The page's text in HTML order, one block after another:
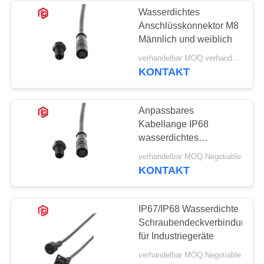
Wasserdichtes
Platten-Berg-
Verbindungsstück
49
Multi Pin-
Verbindungsstücke
wasserdicht
36
Wasserdichtes
Anschlüsskonnektor M8
Männlich und weiblich
KONTAKT
Anpassbares
Kabellange IP68
wasserdichtes
Steckverbinder mit
vergoldetem
verhandelbar MOQ:Negotiable
KONTAKT
IP67/IP68 Wasserdichte
Schraubendeckverbindung
für Industriegeräte
verhandelbar MOQ:Negotiable